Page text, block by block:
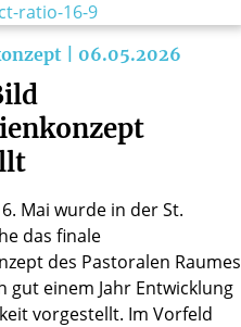
| 06.05.2026
Mai wurde in der St.
das finale
des Pastoralen Raumes
gut einem Jahr Entwicklung
vorgestellt. Im Vorfeld